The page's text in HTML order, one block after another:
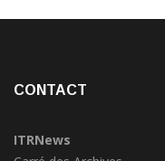
CONTACT
ITRNews